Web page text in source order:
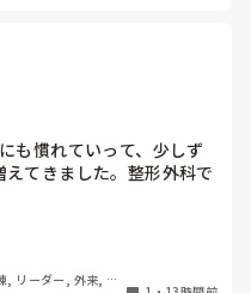
も、血圧低下や意識障害な
考えるので、落ち着いてい
電解質異常など、背景に別
と思います。
やパルスレスVTに対して
へ報告し、一度落ち着いた
も慣れていって、少しず
てきました。整形外科で
多い病棟ですがほぼ急変
て思ってしまいます。で
勇気もありません、、
, リーダー, 外来, 一